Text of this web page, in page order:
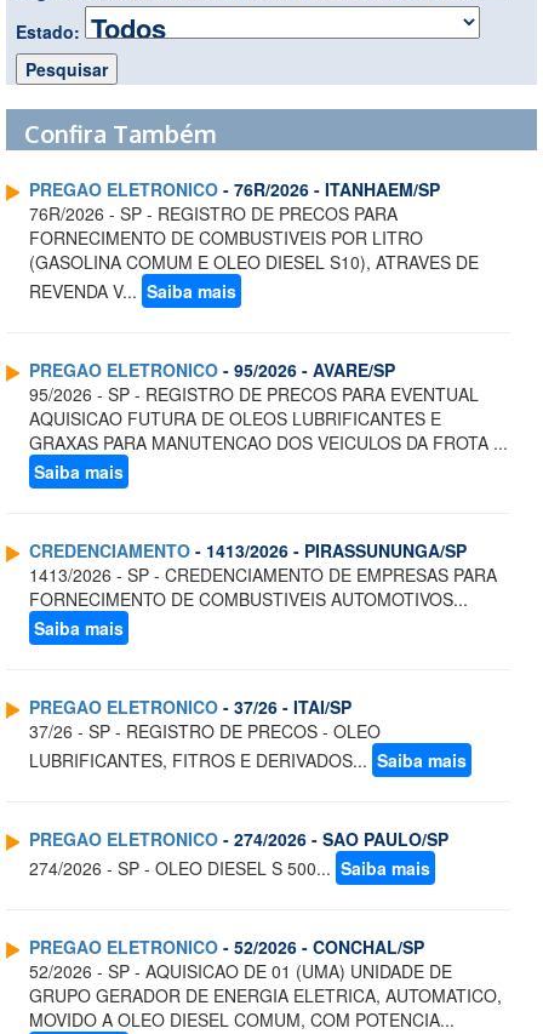
Estado:
Confira Também
PREGAO ELETRONICO - 76R/2026 - ITANHAEM/SP
76R/2026 - SP - REGISTRO DE PRECOS PARA
FORNECIMENTO DE COMBUSTIVEIS POR LITRO
(GASOLINA COMUM E OLEO DIESEL S10), ATRAVES DE
REVENDA V... Saiba mais
PREGAO ELETRONICO - 95/2026 - AVARE/SP
95/2026 - SP - REGISTRO DE PRECOS PARA EVENTUAL
AQUISICAO FUTURA DE OLEOS LUBRIFICANTES E
GRAXAS PARA MANUTENCAO DOS VEICULOS DA FROTA ...
Saiba mais
CREDENCIAMENTO - 1413/2026 - PIRASSUNUNGA/SP
1413/2026 - SP - CREDENCIAMENTO DE EMPRESAS PARA
FORNECIMENTO DE COMBUSTIVEIS AUTOMOTIVOS...
Saiba mais
PREGAO ELETRONICO - 37/26 - ITAI/SP
37/26 - SP - REGISTRO DE PRECOS - OLEO
LUBRIFICANTES, FITROS E DERIVADOS... Saiba mais
PREGAO ELETRONICO - 274/2026 - SAO PAULO/SP
274/2026 - SP - OLEO DIESEL S 500... Saiba mais
PREGAO ELETRONICO - 52/2026 - CONCHAL/SP
52/2026 - SP - AQUISICAO DE 01 (UMA) UNIDADE DE
GRUPO GERADOR DE ENERGIA ELETRICA, AUTOMATICO,
MOVIDO A OLEO DIESEL COMUM, COM POTENCIA...